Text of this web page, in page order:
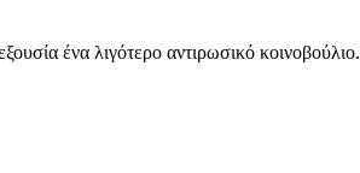
ένα λιγότερο αντιρωσικό κοινοβούλιο.